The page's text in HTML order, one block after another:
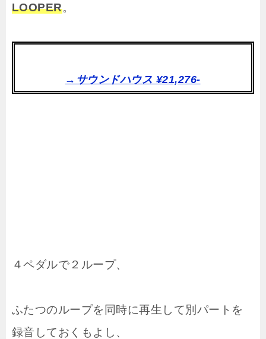
LOOPER。
→サウンドハウス ¥21,276-
４ペダルで２ループ、
ふたつのループを同時に再生して別パートを
録音しておくもよし、